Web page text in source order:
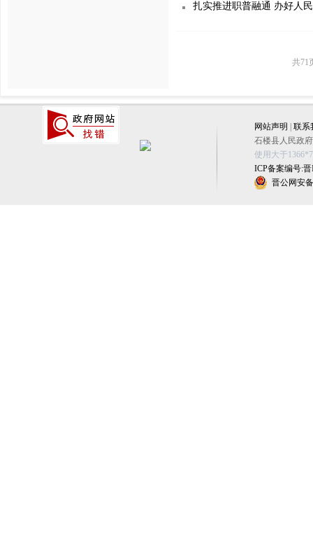
扎实推进职普融通 办好人
共71
网站声明
联系
石楼县人民政
使用大于
ICP备案编号:晋
晋公网安